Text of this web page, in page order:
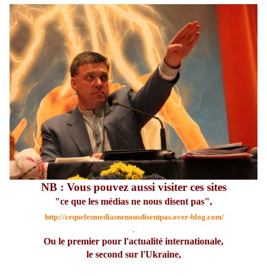
NB : Vous pouvez aussi visiter ces sites
"ce que les médias ne nous disent pas",
http://cequelesmediasnenousdisentpas.over-blog.com/
Ou le premier pour l'actualité internationale,
le second sur l'Ukraine,